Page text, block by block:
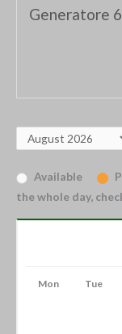
Generatore
Available
the whole day,
Mon Tue